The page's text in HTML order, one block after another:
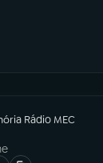
Rádio MEC